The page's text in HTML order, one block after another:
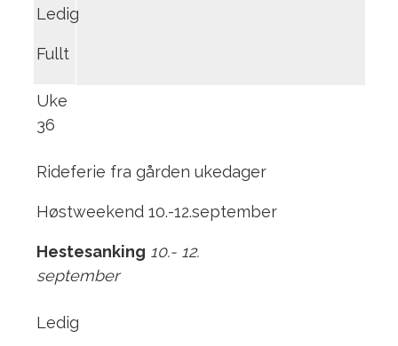
Ledig
Fullt
Uke
36
Rideferie fra gården ukedager
Høstweekend 10.-12.september
Hestesanking 10.- 12.
september
Ledig